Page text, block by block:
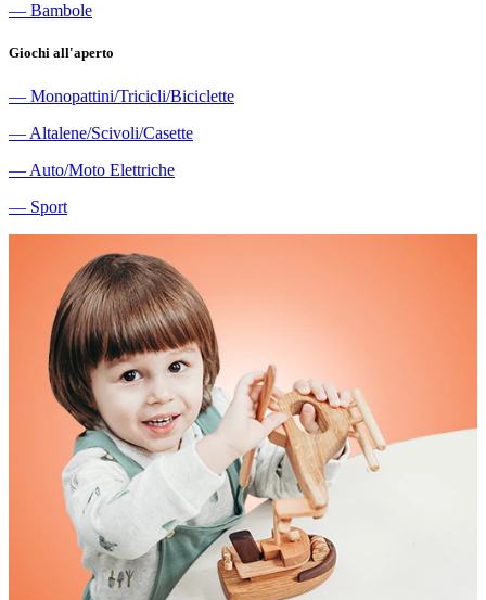
― Bambole
Giochi all'aperto
― Monopattini/Tricicli/Biciclette
― Altalene/Scivoli/Casette
― Auto/Moto Elettriche
― Sport